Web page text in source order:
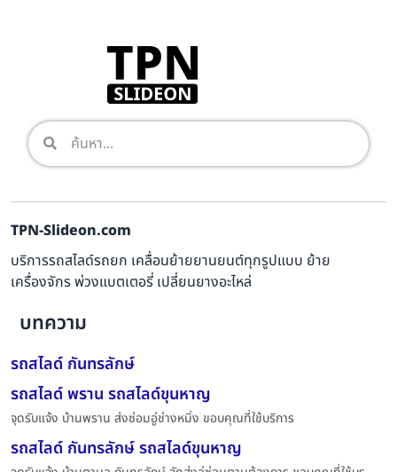
TPN-Slideon.com
บริการรถสไลด์รถยก เคลื่อนย้ายยานยนต์ทุกรูปแบบ ย้าย
เครื่องจักร พ่วงแบตเตอรี่ เปลี่ยนยางอะไหล่
บทความ
รถสไลด์ กันทรลักษ์
รถสไลด์ พราน รถสไลด์ขุนหาญ
จุดรับแจ้ง บ้านพราน ส่งซ่อมอู่ช่างหมิ่ง ขอบคุณที่ใช้บริการ
รถสไลด์ กันทรลักษ์ รถสไลด์ขุนหาญ